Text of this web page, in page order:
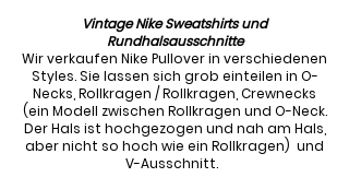
Vintage Nike Sweatshirts und
Rundhalsausschnitte
Wir verkaufen Nike Pullover in verschiedenen
Styles. Sie lassen sich grob einteilen in O-
Necks, Rollkragen / Rollkragen, Crewnecks
(ein Modell zwischen Rollkragen und O-Neck.
Der Hals ist hochgezogen und nah am Hals,
aber nicht so hoch wie ein Rollkragen) und
V-Ausschnitt.